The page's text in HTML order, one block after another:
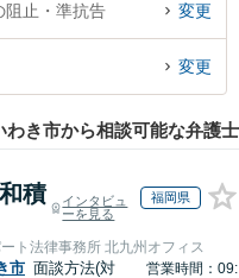
で逮捕・勾留の準抗告を法律相
』などでお困りの相談者さんに
阻止・準抗告 変更
変更
き市から相談可能な弁護士
積
インタビュ
ーを見る
福岡県
ト法律事務所 北九州オフィス
市 面談方法(対
営業時間：09: